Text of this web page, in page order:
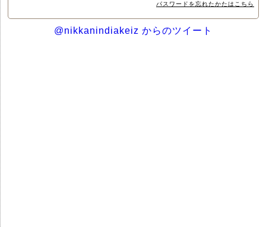
パスワードを忘れたかたはこちら
@nikkanindiakeiz からのツイート